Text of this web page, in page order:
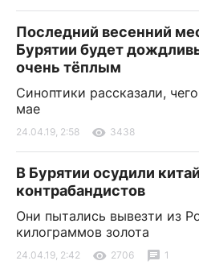
Последний весенний
Бурятии будет
очень тёплым
Синоптики рассказали,
мае
24.04.19, 2:58 3438
В Бурятии осудили
контрабандистов
Они пытались вывезти из
килограммов золота
24.04.19, 2:42 2706 1